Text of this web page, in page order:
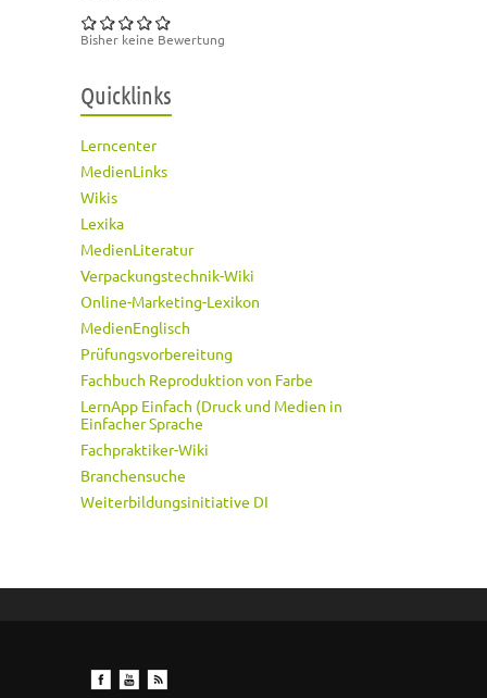
Bisher keine Bewertung
Quicklinks
Lerncenter
MedienLinks
Wikis
Lexika
MedienLiteratur
Verpackungstechnik-Wiki
Online-Marketing-Lexikon
MedienEnglisch
Prüfungsvorbereitung
Fachbuch Reproduktion von Farbe
LernApp Einfach (Druck und Medien in
Einfacher Sprache
Fachpraktiker-Wiki
Branchensuche
Weiterbildungsinitiative DI